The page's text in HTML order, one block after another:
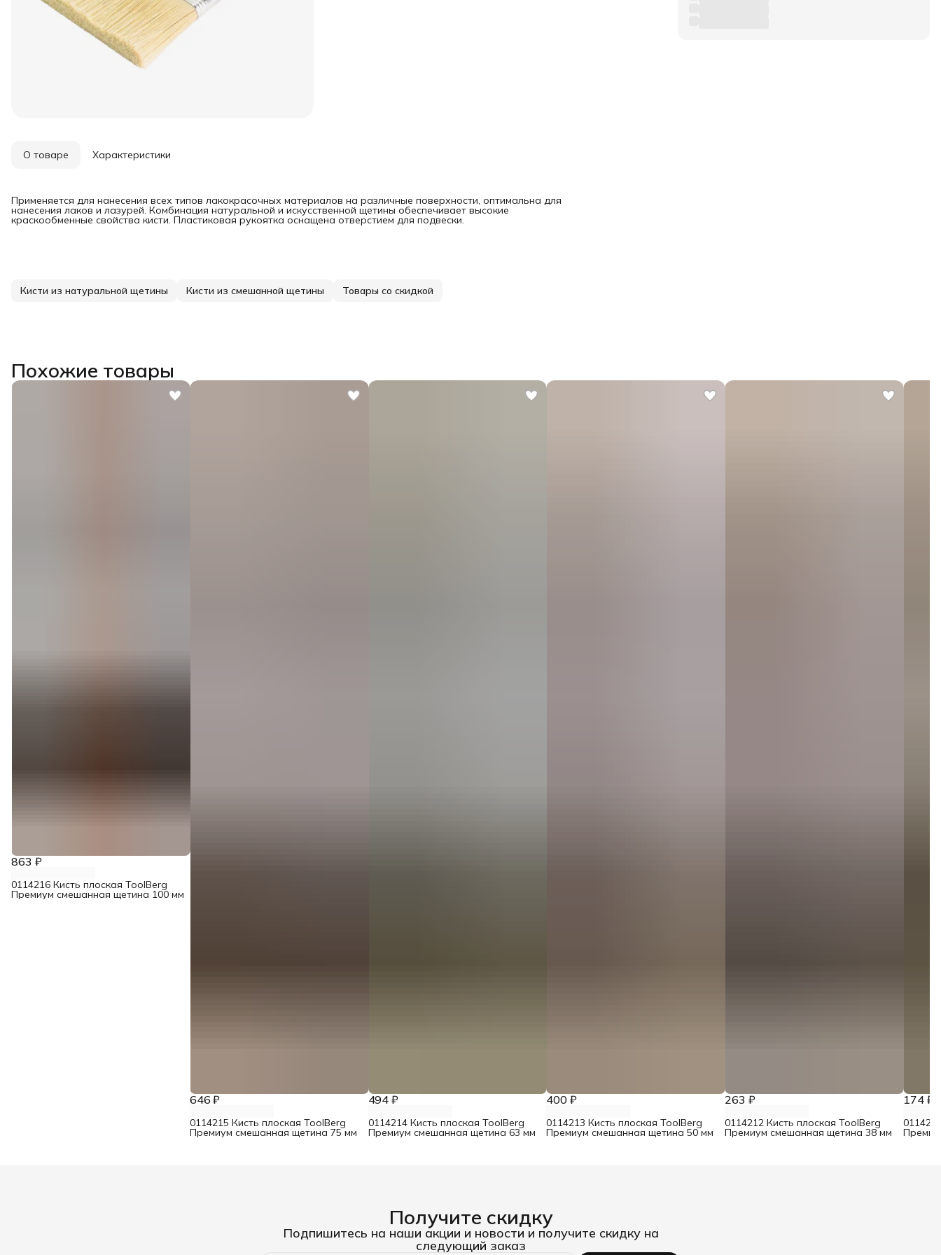
О товаре Характеристики
Применяется для нанесения всех типов лакокрасочных материалов на различные поверхности, оптимальна для
нанесения лаков и лазурей. Комбинация натуральной и искусственной щетины обеспечивает высокие
краскообменные свойства кисти. Пластиковая рукоятка оснащена отверстием для подвески.
Кисти из натуральной щетины Кисти из смешанной щетины Товары со скидкой
Похожие товары
863 ₽
0114216 Кисть плоская ToolBerg
Премиум смешанная щетина 100 мм
646 ₽
0114215 Кисть плоская ToolBerg
Премиум смешанная щетина 75 мм
494 ₽
0114214 Кисть плоская ToolBerg
Премиум смешанная щетина 63 мм
400 ₽
0114213 Кисть плоская ToolBerg
Премиум смешанная щетина 50 мм
263 ₽
0114212 Кисть плоская ToolBerg
Премиум смешанная щетина 38 мм
174 ₽
Получите скидку
Подпишитесь на наши акции и новости и получите скидку на
следующий заказ